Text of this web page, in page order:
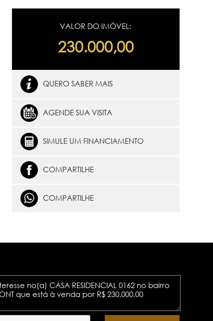
VALOR DO IMÓVEL:
230.000,00
QUERO SABER MAIS
AGENDE SUA VISITA
SIMULE UM FINANCIAMENTO
COMPARTILHE
COMPARTILHE